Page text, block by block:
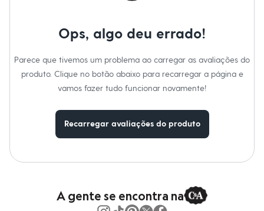
Camisas
Calças
Camisetas e Regatas
Casacos e Jaquetas
Bolsas e Mochilas
Chapéus e Bonés
Cintos
Carteiras
Ops, algo deu errado!
Parece que tivemos um problema ao carregar as avaliações do
produto. Clique no botão abaixo para recarregar a página e
vamos fazer tudo funcionar novamente!
Recarregar avaliações do produto
A gente se encontra na